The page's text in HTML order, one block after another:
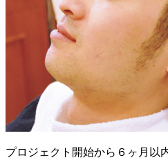
プロジェクト開始から６ヶ月以